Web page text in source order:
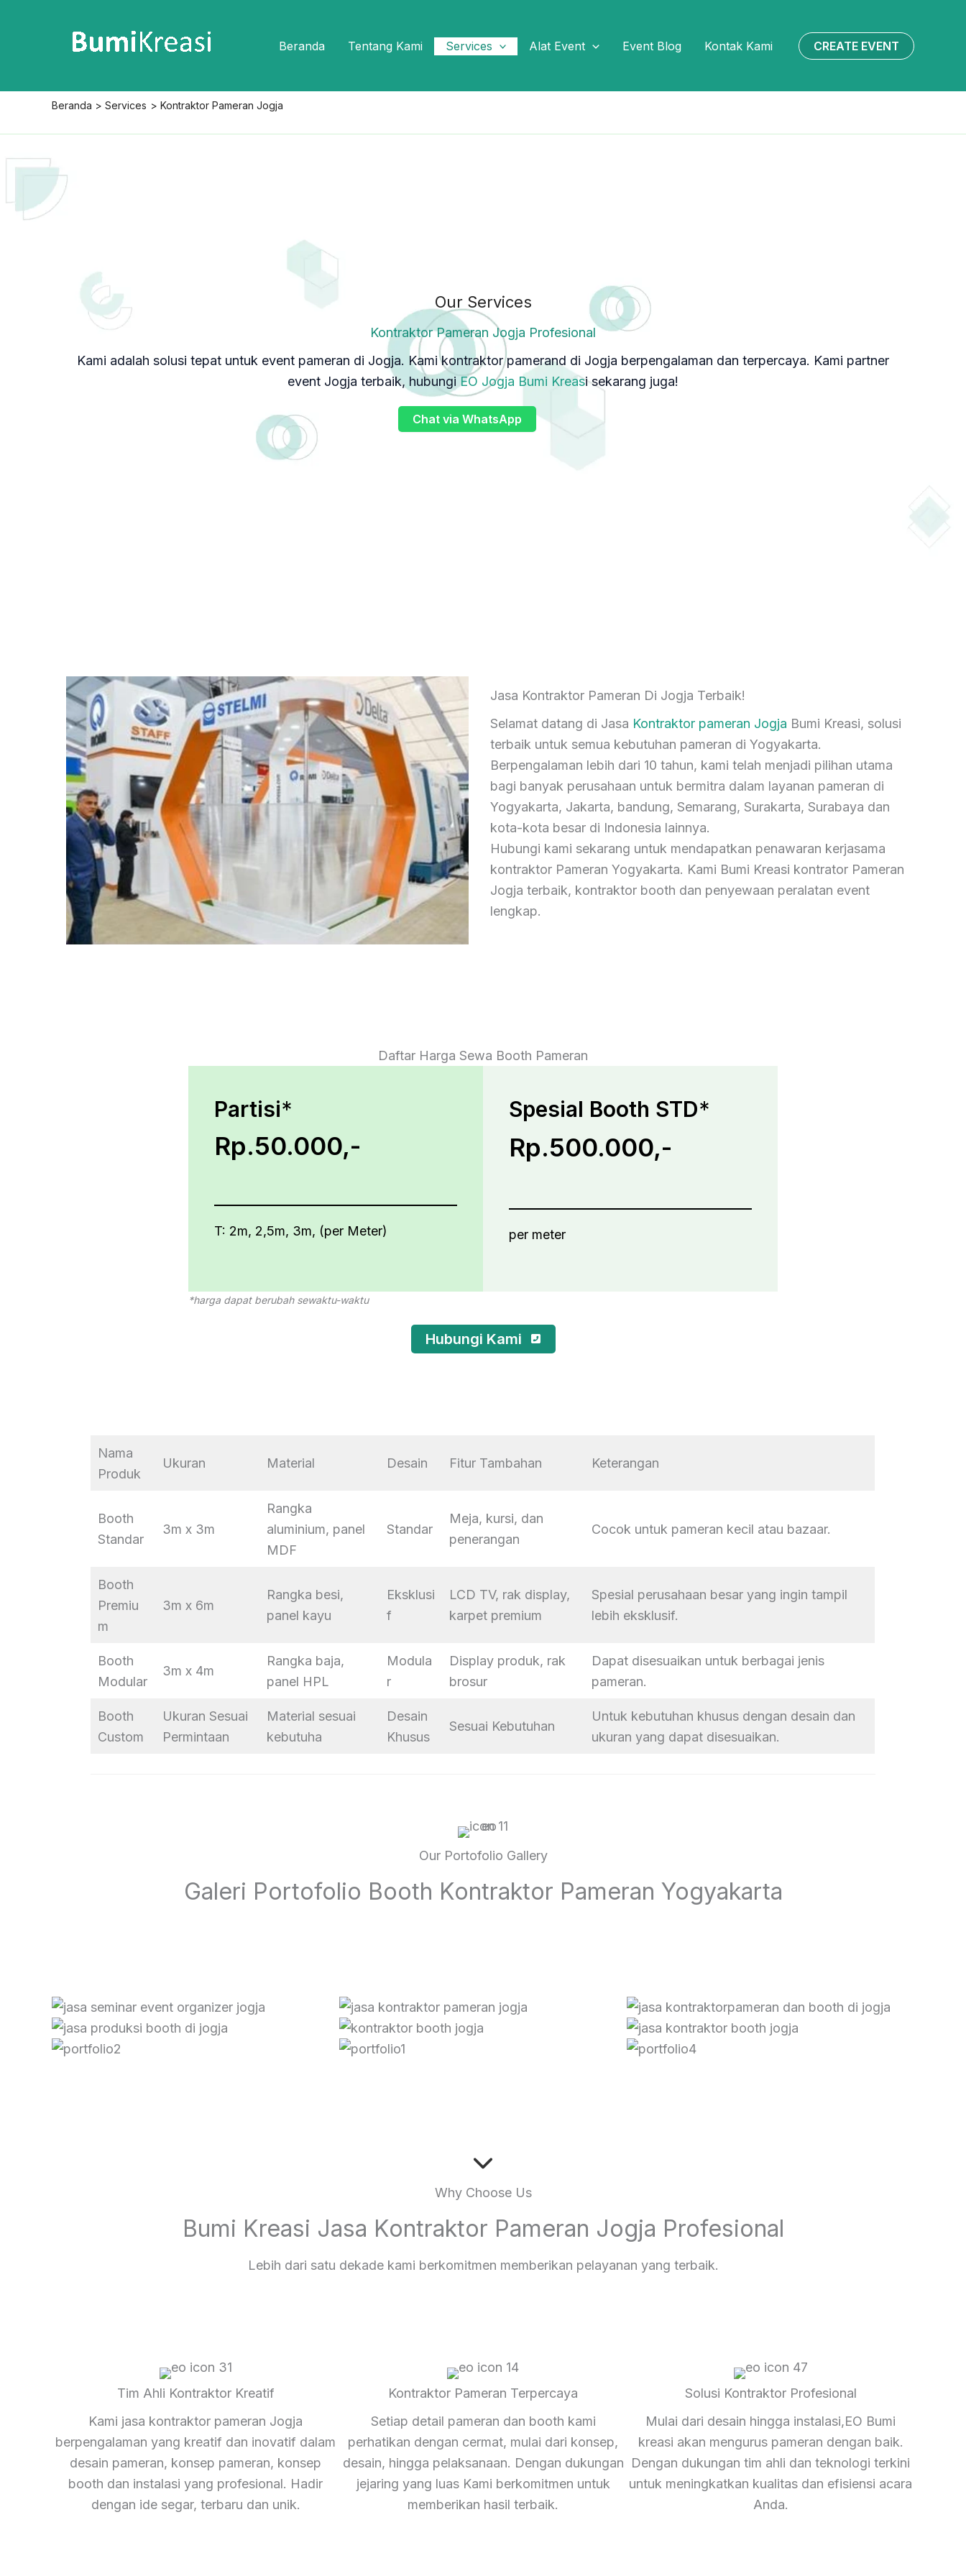
Beranda Tentang Kami Services Alat Event Event Blog Kontak Kami CREATE EVENT
Beranda Services Kontraktor Pameran Jogja
Our Services
Kontraktor Pameran Jogja Profesional
Kami adalah solusi tepat untuk event pameran di Jogja. Kami kontraktor pamerand di Jogja berpengalaman dan terpercaya. Kami partner
event Jogja terbaik, hubungi EO Jogja Bumi Kreasi sekarang juga!
Chat via WhatsApp
Jasa Kontraktor Pameran Di Jogja Terbaik!
Selamat datang di Jasa Kontraktor pameran Jogja Bumi Kreasi, solusi
terbaik untuk semua kebutuhan pameran di Yogyakarta.
Berpengalaman lebih dari 10 tahun, kami telah menjadi pilihan utama
bagi banyak perusahaan untuk bermitra dalam layanan pameran di
Yogyakarta, Jakarta, bandung, Semarang, Surakarta, Surabaya dan
kota-kota besar di Indonesia lainnya.
Hubungi kami sekarang untuk mendapatkan penawaran kerjasama
kontraktor Pameran Yogyakarta. Kami Bumi Kreasi kontrator Pameran
Jogja terbaik, kontraktor booth dan penyewaan peralatan event
lengkap.
Daftar Harga Sewa Booth Pameran
Partisi*
Rp.50.000,-
T: 2m, 2,5m, 3m, (per Meter)
Spesial Booth STD*
Rp.500.000,-
per meter
*harga dapat berubah sewaktu-waktu
Hubungi Kami
Nama
Produk
Ukuran Material Desain Fitur Tambahan Keterangan
Booth
Standar
3m x 3m
Rangka
aluminium, panel
MDF
Standar
Meja, kursi, dan
penerangan
Cocok untuk pameran kecil atau bazaar.
Booth
Premiu
m
3m x 6m
Rangka besi,
panel kayu
Eksklusi
f
LCD TV, rak display,
karpet premium
Spesial perusahaan besar yang ingin tampil
lebih eksklusif.
Booth
Modular
3m x 4m
Rangka baja,
panel HPL
Modula
r
Display produk, rak
brosur
Dapat disesuaikan untuk berbagai jenis
pameran.
Booth
Custom
Ukuran Sesuai
Permintaan
Material sesuai
kebutuha
Desain
Khusus
Sesuai Kebutuhan
Untuk kebutuhan khusus dengan desain dan
ukuran yang dapat disesuaikan.
Our Portofolio Gallery
Galeri Portofolio Booth Kontraktor Pameran Yogyakarta
Why Choose Us
Bumi Kreasi Jasa Kontraktor Pameran Jogja Profesional
Lebih dari satu dekade kami berkomitmen memberikan pelayanan yang terbaik.
Tim Ahli Kontraktor Kreatif
Kami jasa kontraktor pameran Jogja
berpengalaman yang kreatif dan inovatif dalam
desain pameran, konsep pameran, konsep
booth dan instalasi yang profesional. Hadir
dengan ide segar, terbaru dan unik.
Kontraktor Pameran Terpercaya
Setiap detail pameran dan booth kami
perhatikan dengan cermat, mulai dari konsep,
desain, hingga pelaksanaan. Dengan dukungan
jejaring yang luas Kami berkomitmen untuk
memberikan hasil terbaik.
Solusi Kontraktor Profesional
Mulai dari desain hingga instalasi,EO Bumi
kreasi akan mengurus pameran dengan baik.
Dengan dukungan tim ahli dan teknologi terkini
untuk meningkatkan kualitas dan efisiensi acara
Anda.